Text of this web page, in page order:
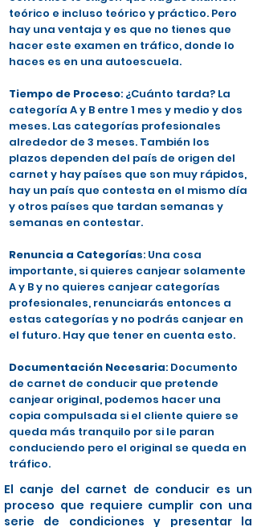
teórico e incluso teórico y práctico. Pero
hay una ventaja y es que no tienes que
hacer este examen en tráfico, donde lo
haces es en una autoescuela.
Tiempo de Proceso: ¿Cuánto tarda? La
categoría A y B entre 1 mes y medio y dos
meses. Las categorías profesionales
alrededor de 3 meses. También los
plazos dependen del país de origen del
carnet y hay países que son muy rápidos,
hay un país que contesta en el mismo día
y otros países que tardan semanas y
semanas en contestar.
Renuncia a Categorías: Una cosa
importante, si quieres canjear solamente
A y B y no quieres canjear categorías
profesionales, renunciarás entonces a
estas categorías y no podrás canjear en
el futuro. Hay que tener en cuenta esto.
Documentación Necesaria: Documento
de carnet de conducir que pretende
canjear original, podemos hacer una
copia compulsada si el cliente quiere se
queda más tranquilo por si le paran
conduciendo pero el original se queda en
tráfico.
El canje del carnet de conducir es un
proceso que requiere cumplir con una
serie de condiciones y presentar la